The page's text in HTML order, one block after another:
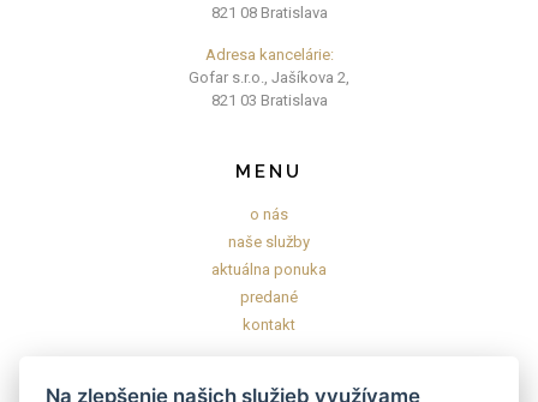
821 08 Bratislava
Adresa kancelárie:
Gofar s.r.o., Jašíkova 2,
821 03 Bratislava
MENU
o nás
naše služby
aktuálna ponuka
predané
kontakt
INFORMÁCIE
Na zlepšenie našich služieb využívame